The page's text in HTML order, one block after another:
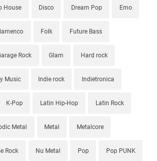
House Disco Dream Pop Emo
Folk Future Bass
Rock Glam Hard rock
Music Indie rock Indietronica
K-Pop Latin Hip-Hop Latin Rock
Metal Metal Metalcore
Rock Nu Metal Pop Pop PUNK